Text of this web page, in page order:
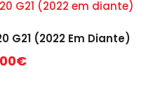
G21 (2022 Em Diante)
€